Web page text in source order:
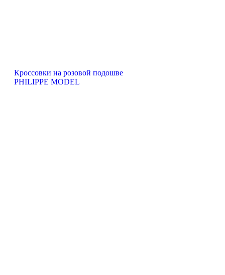
Кроссовки на розовой подошве
PHILIPPE MODEL